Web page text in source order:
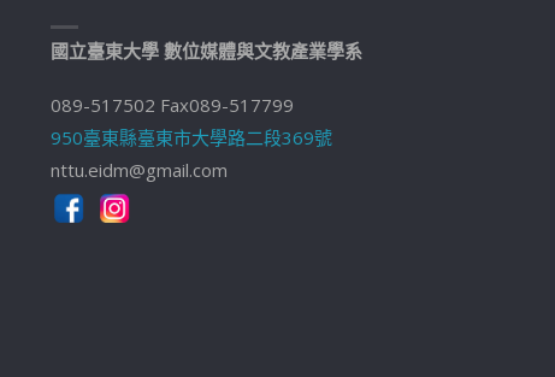
國立臺東大學 數位媒體與文教產業學系
089-517502 Fax089-517799
950臺東縣臺東市大學路二段369號
nttu.eidm@gmail.com